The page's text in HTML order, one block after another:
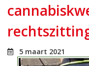
5 maart 2021